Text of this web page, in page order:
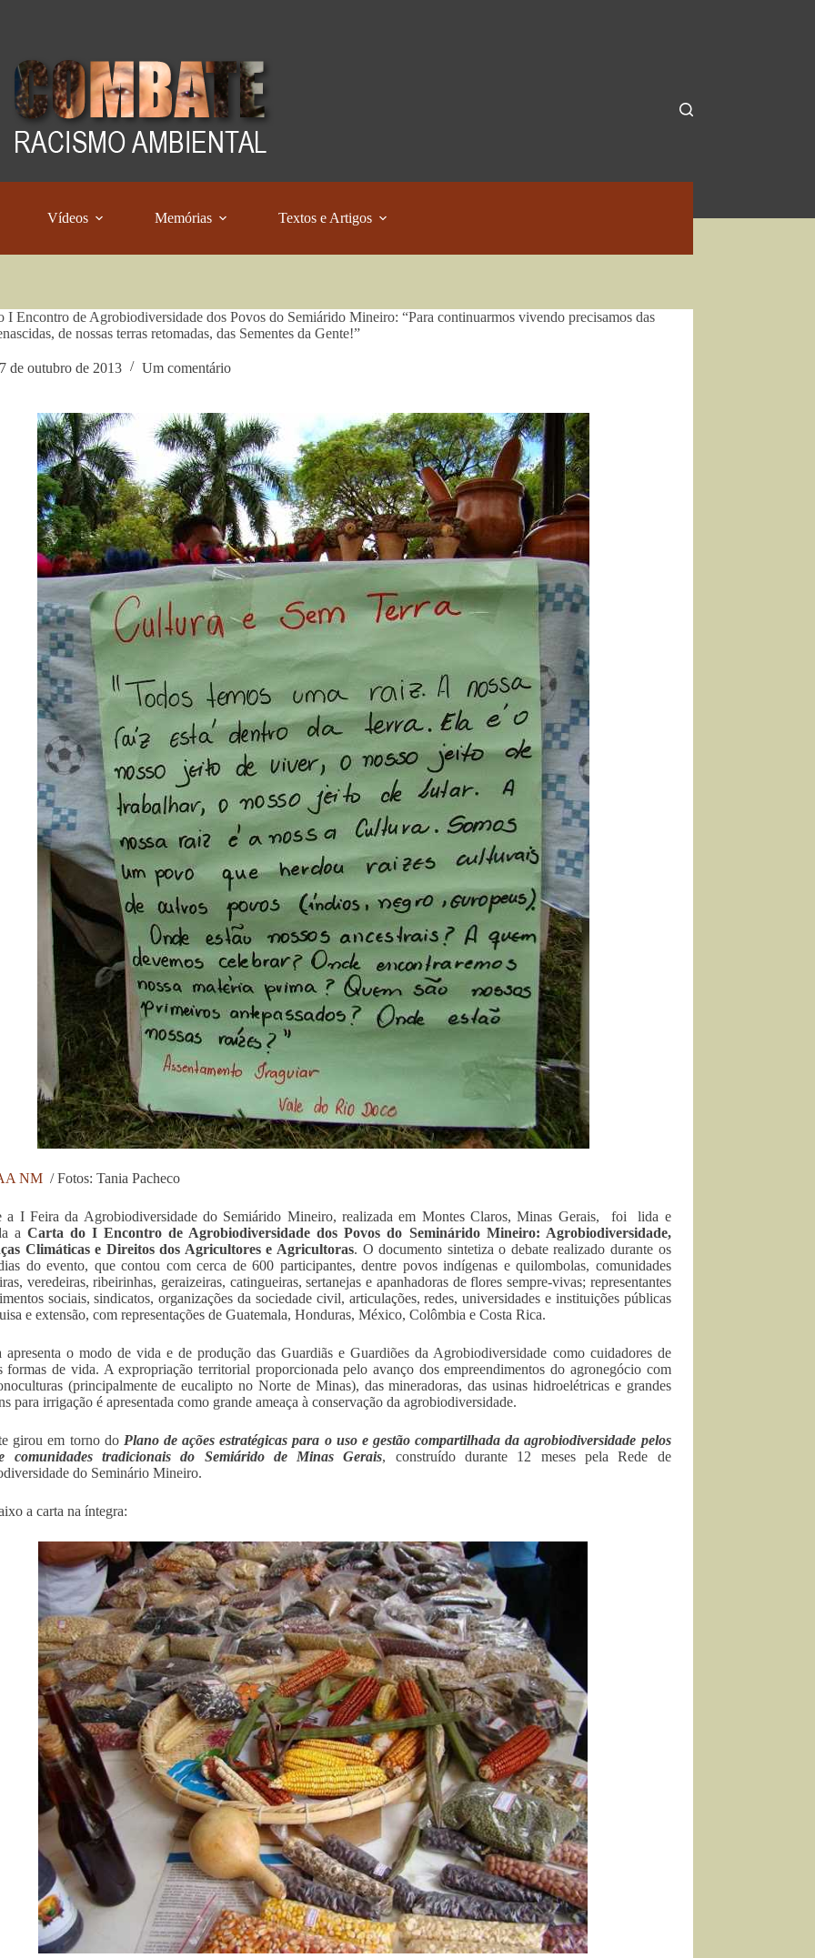
Vídeos Memórias Textos e Artigos
I Encontro de Agrobiodiversidade dos Povos do Semiárido Mineiro: “Para continuarmos vivendo precisamos das
de nossas terras retomadas, das Sementes da Gente!”
de outubro de 2013 Um comentário
NM/ Fotos: Tania Pacheco
a I Feira da Agrobiodiversidade do Semiárido Mineiro, realizada em Montes Claros, Minas Gerais, foi lida e
aCarta do I Encontro de Agrobiodiversidade dos Povos do Seminárido Mineiro: Agrobiodiversidade,
Climáticas e Direitos dos Agricultores e Agricultoras. O documento sintetiza o debate realizado durante os
do evento, que contou com cerca de 600 participantes, dentre povos indígenas e quilombolas, comunidades
veredeiras, ribeirinhas, geraizeiras, catingueiras, sertanejas e apanhadoras de flores sempre-vivas; representantes
sociais, sindicatos, organizações da sociedade civil, articulações, redes, universidades e instituições públicas
e extensão, com representações de Guatemala, Honduras, México, Colômbia e Costa Rica.
apresenta o modo de vida e de produção das Guardiãs e Guardiões da Agrobiodiversidade como cuidadores de
formas de vida. A expropriação territorial proporcionada pelo avanço dos empreendimentos do agronegócio com
(principalmente de eucalipto no Norte de Minas), das mineradoras, das usinas hidroelétricas e grandes
para irrigação é apresentada como grande ameaça à conservação da agrobiodiversidade.
girou em torno do Plano de ações estratégicas para o uso e gestão compartilhada da agrobiodiversidade pelos
comunidades tradicionais do Semiárido de Minas Gerais, construído durante 12 meses pela Rede de
do Seminário Mineiro.
a carta na íntegra: